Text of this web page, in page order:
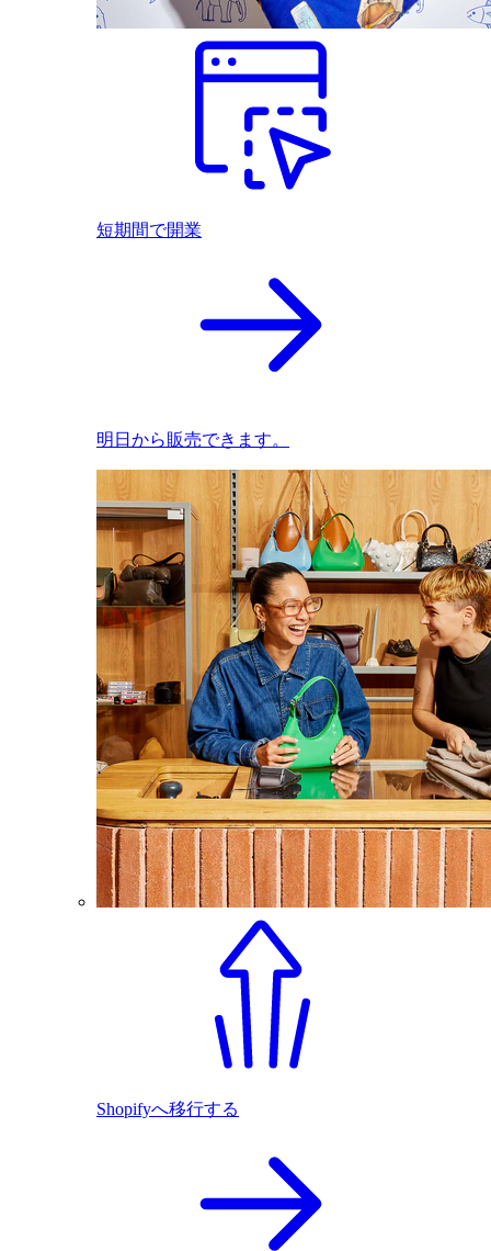
短期間で開業
明日から販売できます。
Shopifyへ移行する